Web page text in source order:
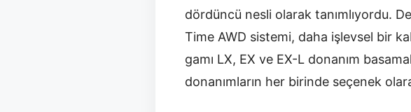
dördüncü nesli olarak tanımlıyordu.
Time AWD sistemi, daha işlevsel bir
gamı LX, EX ve EX-L donanım
donanımların her birinde seçenek